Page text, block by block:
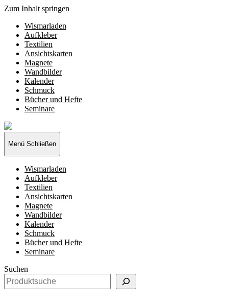
Zum Inhalt springen
Wismarladen
Aufkleber
Textilien
Ansichtskarten
Magnete
Wandbilder
Kalender
Schmuck
Bücher und Hefte
Seminare
Wismarladen
-
deine
Produzentengemeinschaft
Menü Schließen
Wismarladen
Aufkleber
Textilien
Ansichtskarten
Magnete
Wandbilder
Kalender
Schmuck
Bücher und Hefte
Seminare
Suchen